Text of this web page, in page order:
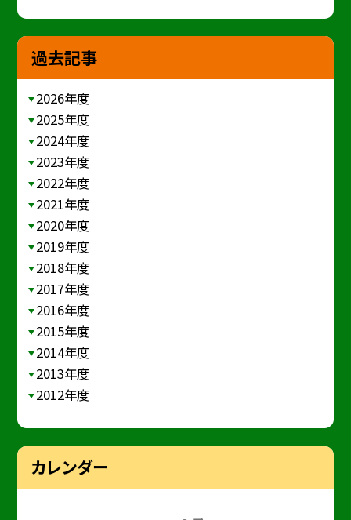
過去記事
2026年度
2025年度
2024年度
2023年度
2022年度
2021年度
2020年度
2019年度
2018年度
2017年度
2016年度
2015年度
2014年度
2013年度
2012年度
カレンダー